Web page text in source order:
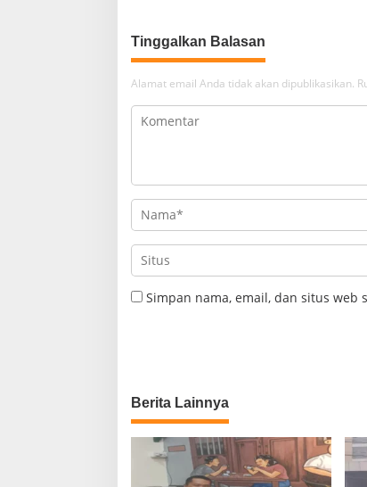
Tinggalkan Balasan
Alamat email Anda tidak akan dipublikasikan.
Simpan nama, email, dan situs
Berita Lainnya